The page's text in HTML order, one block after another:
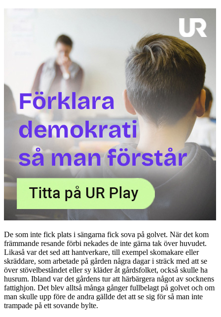
De som inte fick plats i sängarna fick sova på golvet. När det kom
främmande resande förbi nekades de inte gärna tak över huvudet.
Likaså var det sed att hantverkare, till exempel skomakare eller
skräddare, som arbetade på gården några dagar i sträck med att se
över stövelbeståndet eller sy kläder åt gårdsfolket, också skulle ha
husrum. Ibland var det gårdens tur att härbärgera något av socknens
fattighjon. Det blev alltså många gånger fullbelagt på golvet och om
man skulle upp före de andra gällde det att se sig för så man inte
trampade på ett sovande bylte.